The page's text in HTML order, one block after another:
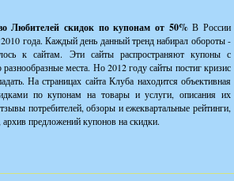
Любителей скидок по купонам от 50%В России
года. Каждый день данный тренд набирал обороты -
к сайтам. Эти сайты распространяют купоны с
места. Но 2012 году сайты постиг кризис
На страницах сайта Клуба находится объективная
по купонам на товары и услуги, описания их
потребителей, обзоры и ежеквартальные рейтинги,
архив предложений купонов на скидки.